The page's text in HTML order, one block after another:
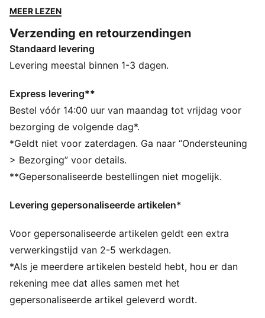
voor trainingen, warming-ups en vriendschappelijke
precisie en persoonlijkheid.
DETAILS
Ontwerp met 32 panelen voor uitstekende balcontrole
Machinaal gestikte constructie voor extra stevigheid
Metallic hologramafwerking
PUMA Air Lock Valve voor uitstekende luchtretentie
TPU met metallic hologramafwerking
MEER LEZEN
Verzending en retourzendingen
Standaard levering
Levering meestal binnen 1-3 dagen.
Express levering**
Bestel vóór 14:00 uur van maandag tot vrijdag voor
bezorging de volgende dag*.
*Geldt niet voor zaterdagen. Ga naar “Ondersteuning
> Bezorging” voor details.
**Gepersonaliseerde bestellingen niet mogelijk.
Levering gepersonaliseerde artikelen*
Voor gepersonaliseerde artikelen geldt een extra
verwerkingstijd van 2-5 werkdagen.
*Als je meerdere artikelen besteld hebt, hou er dan
rekening mee dat alles samen met het
gepersonaliseerde artikel geleverd wordt.